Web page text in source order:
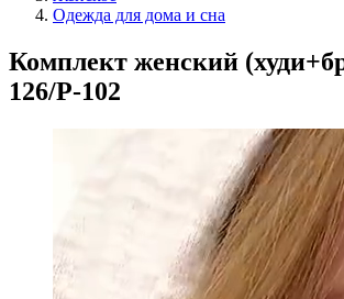
Одежда для дома и сна
Комплект женский
126/P-102